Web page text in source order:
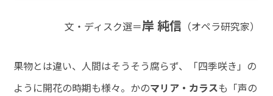
文・ディスク選＝岸 純信 （オペラ研究家）
果物とは違い、人間はそうそう腐らず、「四季咲き」の
ように開花の時期も様々。かのマリア・カラスも「声の